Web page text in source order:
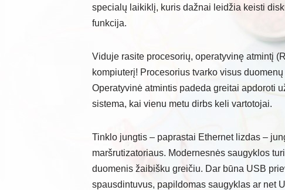
specialų laikiklį, kuris dažnai leidžia keisti
funkcija.
Viduje rasite procesorių, operatyvinę atmintį
kompiuterį! Procesorius tvarko visus
Operatyvinė atmintis padeda greitai apdoroti
sistema, kai vienu metu dirbs keli vartotojai.
Tinklo jungtis – paprastai Ethernet lizdas –
maršrutizatoriaus. Modernesnės saugyklos
duomenis žaibišku greičiu. Dar būna USB
spausdintuvus, papildomas saugyklas ar net